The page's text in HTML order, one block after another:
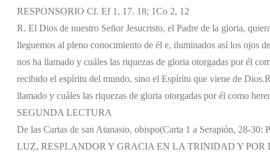
RESPONSORIO Cf. Ef 1, 17. 18; 1Co 2, 12
R. El Dios de nuestro Señor Jesucristo, el Padre de la gloria,
lleguemos al pleno conocimiento de él e, iluminados así los ojos
nos ha llamado y cuáles las riquezas de gloria otorgadas por él
recibido el espíritu del mundo, sino el Espíritu que viene de Dios.
llamado y cuáles las riquezas de gloria otorgadas por él como
SEGUNDA LECTURA
De las Cartas de san Atanasio, obispo(Carta 1 a Serapión, 28-30:
LUZ, RESPLANDOR Y GRACIA EN LA TRINIDAD Y